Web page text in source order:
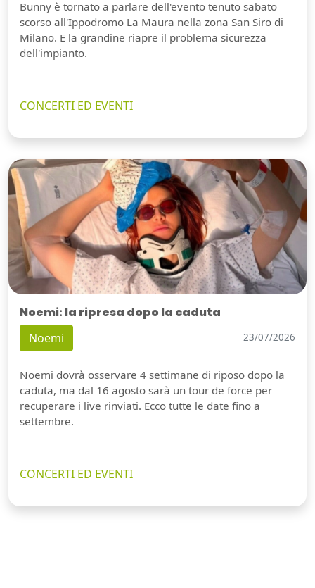
Bunny è tornato a parlare dell'evento tenuto sabato
scorso all'Ippodromo La Maura nella zona San Siro di
Milano. E la grandine riapre il problema sicurezza
dell'impianto.
CONCERTI ED EVENTI
Noemi: la ripresa dopo la caduta
Noemi 23/07/2026
Noemi dovrà osservare 4 settimane di riposo dopo la
caduta, ma dal 16 agosto sarà un tour de force per
recuperare i live rinviati. Ecco tutte le date fino a
settembre.
CONCERTI ED EVENTI